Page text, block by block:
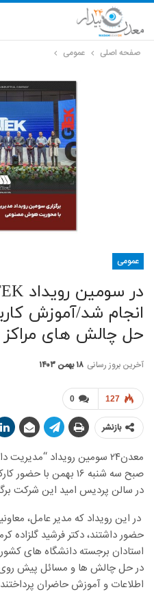
صفحه اصلی عمومی
عمومی
انجام شد/آموزش
حل چالش های
آخرین بروز رسانی ۱۸ بهمن ۱۴۰۳
0 127
بازنشر
صبح سه شنبه ۱۶ بهمن
در سالن پردیس امید این شرکت
در این رویداد که مدیر عامل،
حضور داشتند، دکتر فرشید گلزاده
استادان برجسته دانشگاه های
در حل چالش ها و مسائل پیش روی
اطلاعات و آموزش حاضران